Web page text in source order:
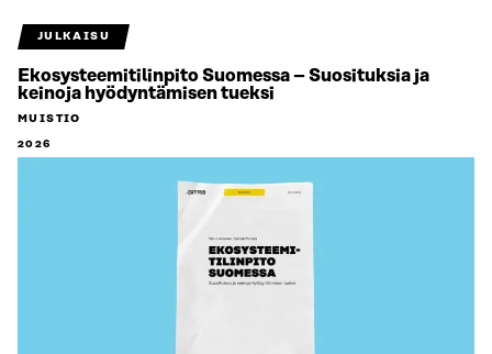
JULKAISU
Ekosysteemitilinpito Suomessa – Suosituksia ja
keinoja hyödyntämisen tueksi
MUISTIO
2026